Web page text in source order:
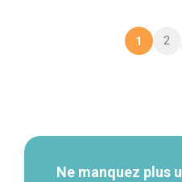
1 2
Ne manquez plus